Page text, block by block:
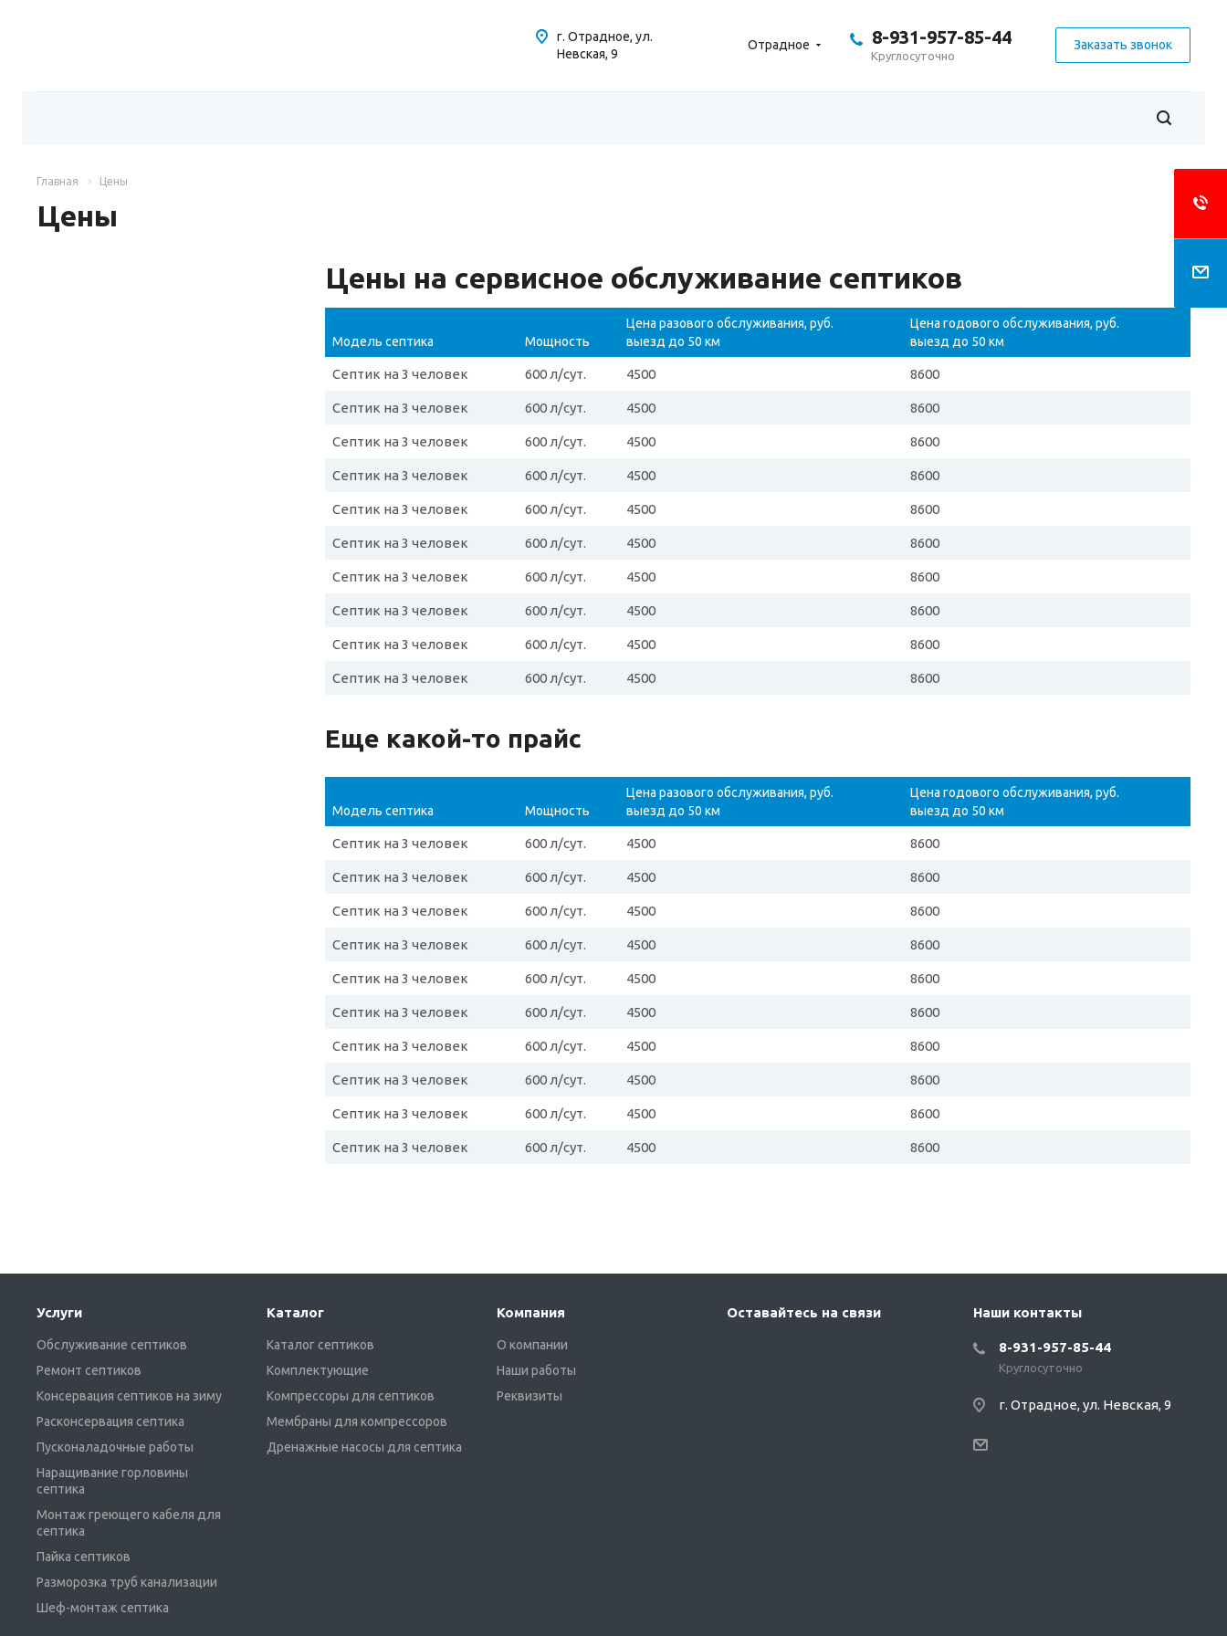
Отрадное 8-931-957-85-44
Круглосуточно
Заказать звонок
г. Отрадное, ул.
Невская, 9
Главная Цены
Цены
Цены на сервисное обслуживание септиков
Модель септика Мощность
Цена разового обслуживания, руб.
выезд до 50 км
Цена годового обслуживания, руб.
выезд до 50 км
Септик на 3 человек 600 л/сут. 4500 8600
Септик на 3 человек 600 л/сут. 4500 8600
Септик на 3 человек 600 л/сут. 4500 8600
Септик на 3 человек 600 л/сут. 4500 8600
Септик на 3 человек 600 л/сут. 4500 8600
Септик на 3 человек 600 л/сут. 4500 8600
Септик на 3 человек 600 л/сут. 4500 8600
Септик на 3 человек 600 л/сут. 4500 8600
Септик на 3 человек 600 л/сут. 4500 8600
Септик на 3 человек 600 л/сут. 4500 8600
Еще какой-то прайс
Модель септика Мощность
Цена разового обслуживания, руб.
выезд до 50 км
Цена годового обслуживания, руб.
выезд до 50 км
Септик на 3 человек 600 л/сут. 4500 8600
Септик на 3 человек 600 л/сут. 4500 8600
Септик на 3 человек 600 л/сут. 4500 8600
Септик на 3 человек 600 л/сут. 4500 8600
Септик на 3 человек 600 л/сут. 4500 8600
Септик на 3 человек 600 л/сут. 4500 8600
Септик на 3 человек 600 л/сут. 4500 8600
Септик на 3 человек 600 л/сут. 4500 8600
Септик на 3 человек 600 л/сут. 4500 8600
Септик на 3 человек 600 л/сут. 4500 8600
Услуги
Обслуживание септиков
Ремонт септиков
Консервация септиков на зиму
Расконсервация септика
Пусконаладочные работы
Наращивание горловины
септика
Монтаж греющего кабеля для
септика
Пайка септиков
Разморозка труб канализации
Шеф-монтаж септика
Каталог
Каталог септиков
Комплектующие
Компрессоры для септиков
Мембраны для компрессоров
Дренажные насосы для септика
Компания
О компании
Наши работы
Реквизиты
Оставайтесь на связи Наши контакты
8-931-957-85-44
Круглосуточно
г. Отрадное, ул. Невская, 9